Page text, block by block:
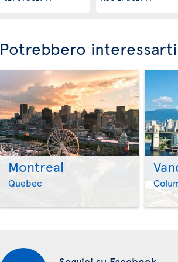
Potrebbero
Montreal
Quebec >